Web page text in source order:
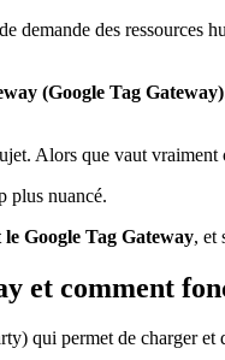
demande des ressources
(Google Tag Gateway)
Alors que vaut vraiment
plus nuancé.
le Google Tag Gateway, et
et comment
qui permet de charger et